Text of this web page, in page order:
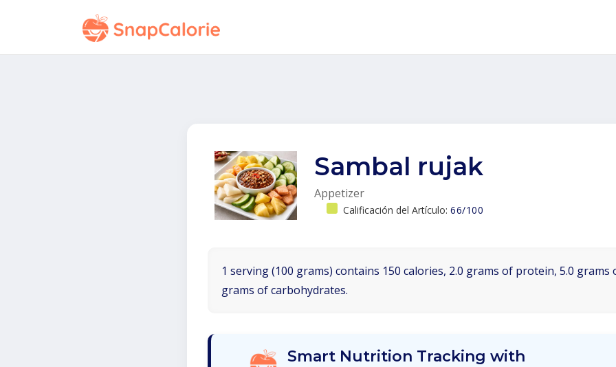
Sambal rujak
Appetizer
Calificación del Artículo: 66/100
1 serving (100 grams) contains 150 calories, 2.0 grams of protein, 5.0 grams
grams of carbohydrates.
Smart Nutrition Tracking with